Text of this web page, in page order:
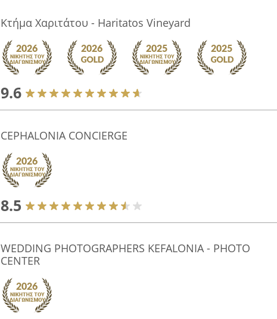
Κτήμα Χαριτάτου - Haritatos Vineyard
9.6
CEPHALONIA CONCIERGE
8.5
WEDDING PHOTOGRAPHERS KEFALONIA - PHOTO
CENTER